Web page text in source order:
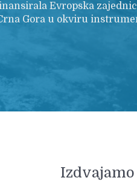
Evropska
Gora u okviru
Izdvajamo